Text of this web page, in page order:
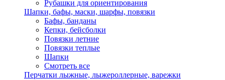
Рубашки для ориентирования
Шапки, бафы, маски, шарфы, повязки
Бафы, банданы
Кепки, бейсболки
Повязки летние
Повязки теплые
Шапки
Смотреть все
Перчатки лыжные, лыжероллерные, варежки